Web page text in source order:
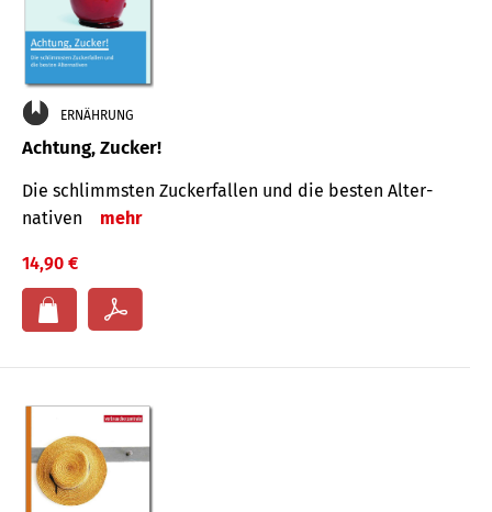
ERNÄHRUNG
Achtung, Zucker!
Die schlimmsten Zucker­fallen und die besten Alter­
nativen
mehr
14,90 €